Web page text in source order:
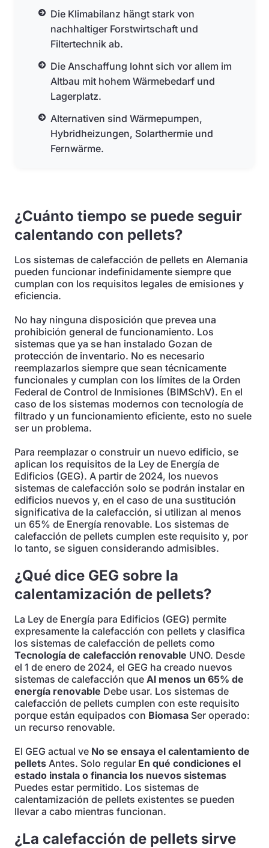
Die Klimabilanz hängt stark von
nachhaltiger Forstwirtschaft und
Filtertechnik ab.
Die Anschaffung lohnt sich vor allem im
Altbau mit hohem Wärmebedarf und
Lagerplatz.
Alternativen sind Wärmepumpen,
Hybridheizungen, Solarthermie und
Fernwärme.
¿Cuánto tiempo se puede seguir
calentando con pellets?
Los sistemas de calefacción de pellets en Alemania
pueden funcionar indefinidamente siempre que
cumplan con los requisitos legales de emisiones y
eficiencia.
No hay ninguna disposición que prevea una
prohibición general de funcionamiento. Los
sistemas que ya se han instalado Gozan de
protección de inventario. No es necesario
reemplazarlos siempre que sean técnicamente
funcionales y cumplan con los límites de la Orden
Federal de Control de Inmisiones (BIMSchV). En el
caso de los sistemas modernos con tecnología de
filtrado y un funcionamiento eficiente, esto no suele
ser un problema.
Para reemplazar o construir un nuevo edificio, se
aplican los requisitos de la Ley de Energía de
Edificios (GEG). A partir de 2024, los nuevos
sistemas de calefacción solo se podrán instalar en
edificios nuevos y, en el caso de una sustitución
significativa de la calefacción, si utilizan al menos
un 65% de Energía renovable. Los sistemas de
calefacción de pellets cumplen este requisito y, por
lo tanto, se siguen considerando admisibles.
¿Qué dice GEG sobre la
calentamización de pellets?
La Ley de Energía para Edificios (GEG) permite
expresamente la calefacción con pellets y clasifica
los sistemas de calefacción de pellets como
Tecnología de calefacción renovable UNO. Desde
el 1 de enero de 2024, el GEG ha creado nuevos
sistemas de calefacción que Al menos un 65% de
energía renovable Debe usar. Los sistemas de
calefacción de pellets cumplen con este requisito
porque están equipados con Biomasa Ser operado:
un recurso renovable.
El GEG actual ve No se ensaya el calentamiento de
pellets Antes. Solo regular En qué condiciones el
estado instala o financia los nuevos sistemas
Puedes estar permitido. Los sistemas de
calentamización de pellets existentes se pueden
llevar a cabo mientras funcionan.
¿La calefacción de pellets sirve